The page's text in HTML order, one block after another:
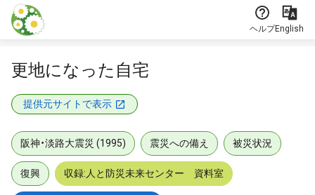
本文に飛ぶ
ヘルプEnglish
更地になった自宅
提供元サイトで表示
阪神・淡路大震災 (1995) 震災への備え 被災状況
復興 収録:人と防災未来センター 資料室